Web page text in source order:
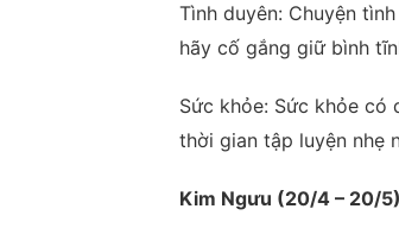
Tình duyên: Chuyện
hãy cố gắng giữ bình
Sức khỏe: Sức khỏe có
thời gian tập luyện nhẹ
Kim Ngưu (20/4 – 20/5)